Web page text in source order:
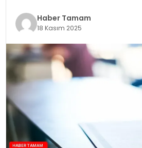
EKONOMI
MAGAZIN
EĞITIM
YAŞAM
Haber Tamam
18 Kasım 2025